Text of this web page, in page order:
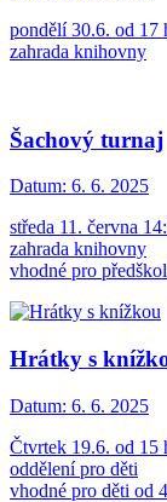
pondělí 30.6. od 17
zahrada knihovny
Šachový turnaj
Datum: 6. 6. 2025
středa 11. června
zahrada knihovny
vhodné pro
Hrátky s
Datum: 6. 6. 2025
Čtvrtek 19.6. od 15
oddělení pro děti
vhodné pro děti od